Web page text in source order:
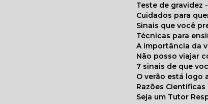
Teste de
Cuidados para
Sinais que você
Técnicas para
A importância da
Não posso viajar
7 sinais de que
O verão está
Razões
Seja um Tutor